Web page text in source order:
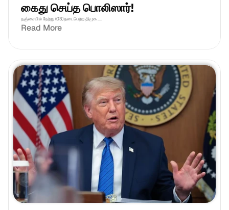
கைது செய்த பொலிஸார்!
தஞ்சையில் நேற்று (03) நடைபெற்ற திமுக ....
Read More